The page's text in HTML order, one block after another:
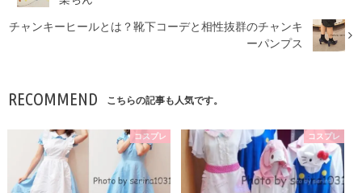
チャンキーヒールとは？靴下コーデと相性抜群のチャンキ
ーパンプス
RECOMMEND こちらの記事も人気です。
コスプレ コスプレ